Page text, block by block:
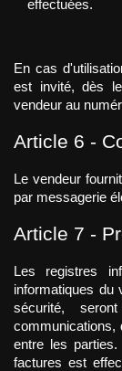
effectuées.
En cas
est invité, dès
vendeur au
Article 6 -
Le vendeur
par messagerie
Article 7 -
Les registres
informatiques du
sécurité,
communications,
entre les
factures est